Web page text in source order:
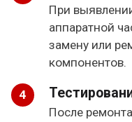
При
аппаратной
замену или
компонентов.
После